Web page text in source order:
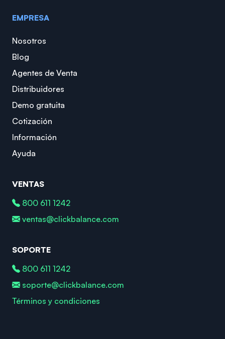
EMPRESA
Nosotros
Blog
Agentes de Venta
Distribuidores
Demo gratuita
Cotización
Información
Ayuda
VENTAS
800 611 1242
ventas@clickbalance.com
SOPORTE
800 611 1242
soporte@clickbalance.com
Términos y condiciones